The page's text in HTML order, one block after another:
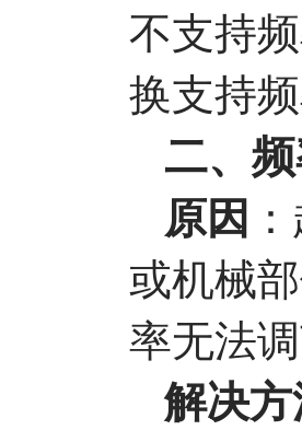
不支持
换支持
二、
原因
或机械
率无法
解决